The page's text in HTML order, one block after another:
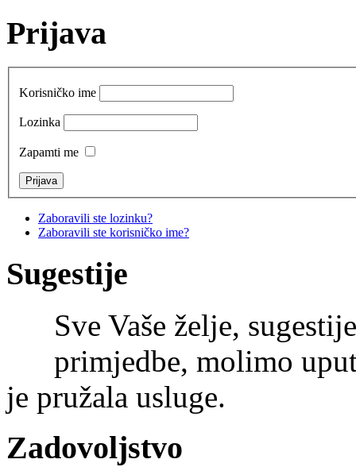
Prijava
Korisničko ime
Lozinka
Zapamti me
Zaboravili ste lozinku?
Zaboravili ste korisničko ime?
Sugestije
Sve Vaše želje,
primjedbe, molimo
je pružala usluge.
Zadovoljstvo